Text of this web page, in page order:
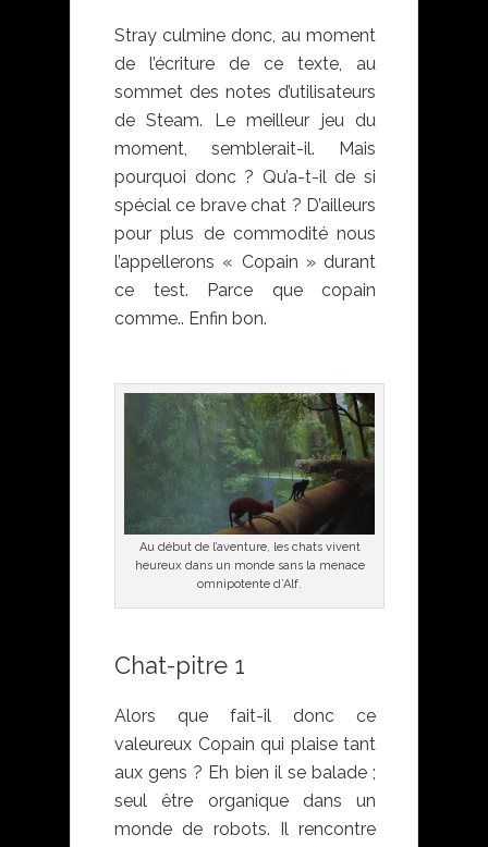
Stray culmine donc, au moment
de l’écriture de ce texte, au
sommet des notes d’utilisateurs
de Steam. Le meilleur jeu du
moment, semblerait-il. Mais
pourquoi donc ? Qu’a-t-il de si
spécial ce brave chat ? D’ailleurs
pour plus de commodité nous
l’appellerons « Copain » durant
ce test. Parce que copain
comme.. Enfin bon.
Au début de l’aventure, les chats vivent
heureux dans un monde sans la menace
omnipotente d’Alf.
Chat-pitre 1
Alors que fait-il donc ce
valeureux Copain qui plaise tant
aux gens ? Eh bien il se balade ;
seul être organique dans un
monde de robots. Il rencontre